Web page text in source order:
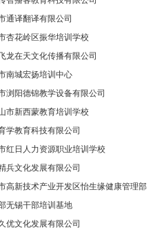
通译翻译有限公司
杏花岭区振华培训学校
龙在天文化传播有限公司
南城宏扬培训中心
浏阳德锦教学设备有限公司
市新西蒙教育培训学校
学教育科技有限公司
红日人力资源职业培训学校
兵文化发展有限公司
高新技术产业开发区怡生缘健康管理部
无锡干部培训基地
优文化发展有限公司